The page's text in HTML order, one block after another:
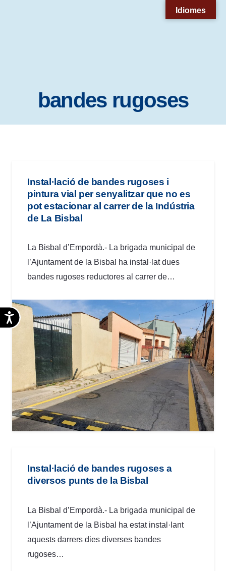
accesibilidad.
Accesibilidad
bandes rugoses
Instal·lació de bandes rugoses i
pintura vial per senyalitzar que no es
pot estacionar al carrer de la Indústria
de La Bisbal
La Bisbal d’Empordà.- La brigada municipal de
l’Ajuntament de la Bisbal ha instal·lat dues
bandes rugoses reductores al carrer de…
Instal·lació de bandes rugoses a
diversos punts de la Bisbal
La Bisbal d’Empordà.- La brigada municipal de
l’Ajuntament de la Bisbal ha estat instal·lant
aquests darrers dies diverses bandes
rugoses…
Idiomes